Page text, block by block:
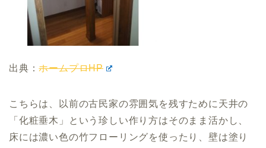
出典：ホームプロHP
こちらは、以前の古民家の雰囲気を残すために天井の
「化粧垂木」という珍しい作り方はそのまま活かし、
床には濃い色の竹フローリングを使ったり、壁は塗り